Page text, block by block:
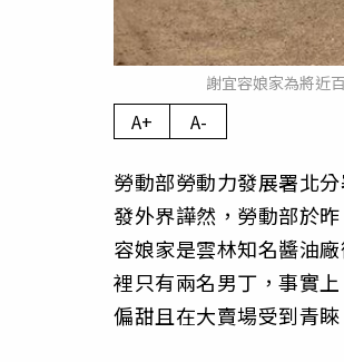
謝宜容娘家為將近
A+ A-
勞動部勞動力發展署北
發外界譁然，勞動部於
容娘家是雲林知名醬油
裡只有兩名男丁，事實
偏甜且在大賣場受到青